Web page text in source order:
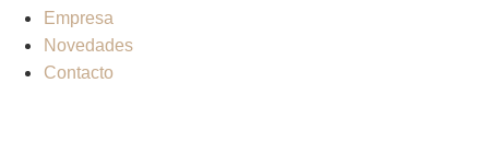
Empresa
Novedades
Contacto